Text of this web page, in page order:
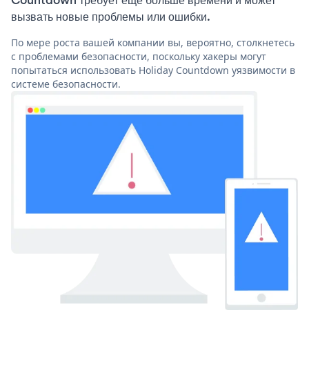
вызвать новые проблемы или ошибки.
По мере роста вашей компании вы, вероятно, столкнетесь
с проблемами безопасности, поскольку хакеры могут
попытаться использовать Holiday Countdown уязвимости в
системе безопасности.